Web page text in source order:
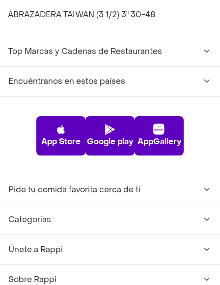
ABRAZADERA TAIWAN (3 1/2) 3" 30-48
Top Marcas y Cadenas de Restaurantes
Encuéntranos en estos países
App Store Google play AppGallery
Pide tu comida favorita cerca de ti
Categorías
Únete a Rappi
Sobre Rappi